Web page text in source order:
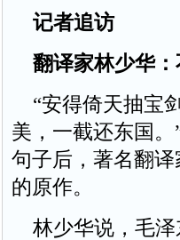
记者追访
翻译家林少华：
“安得倚天抽宝
美，一截还东国
句子后，著名翻
的原作。
林少华说，毛泽